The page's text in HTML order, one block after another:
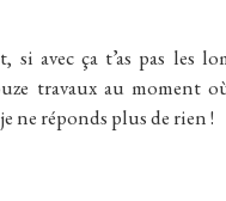
avec ça t’as pas les
travaux au moment
ne réponds plus de rien !